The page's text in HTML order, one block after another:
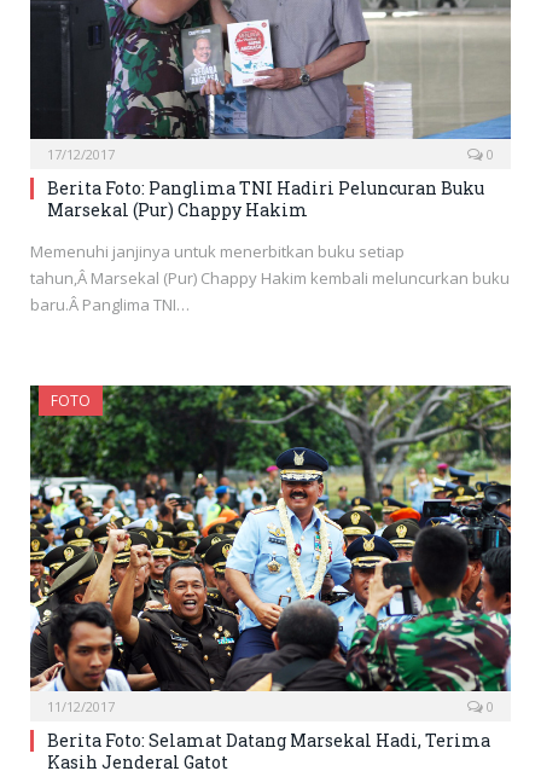
17/12/2017 0
Berita Foto: Panglima TNI Hadiri Peluncuran Buku
Marsekal (Pur) Chappy Hakim
Memenuhi janjinya untuk menerbitkan buku setiap
tahun,Â Marsekal (Pur) Chappy Hakim kembali meluncurkan buku
baru.Â Panglima TNI…
FOTO
11/12/2017 0
Berita Foto: Selamat Datang Marsekal Hadi, Terima
Kasih Jenderal Gatot